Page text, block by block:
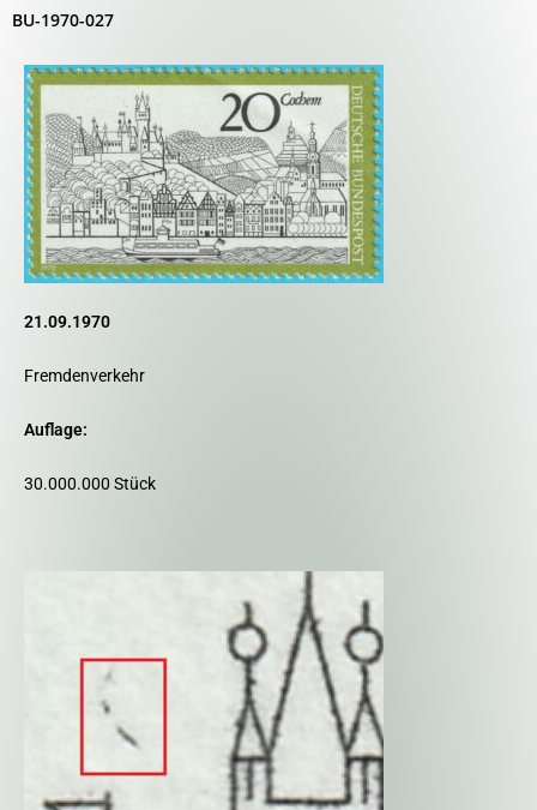
BU-1970-027
21.09.1970
Fremdenverkehr
Auflage:
30.000.000 Stück